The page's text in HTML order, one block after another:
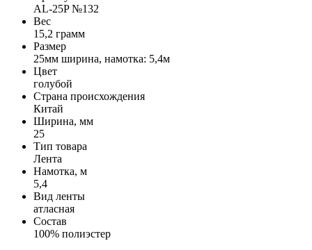
AL-25P №132
Вес
15,2 грамм
Размер
25мм ширина, намотка: 5,4м
Цвет
голубой
Страна происхождения
Китай
Ширина, мм
25
Тип товара
Лента
Намотка, м
5,4
Вид ленты
атласная
Состав
100% полиэстер